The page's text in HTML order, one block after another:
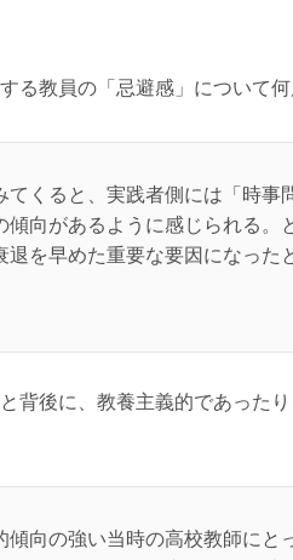
る教員の「忌避感」について
てくると、実践者側には「時
傾向があるように感じられる。
退を早めた重要な要因になった
背後に、教養主義的であった
傾向の強い当時の高校教師にと